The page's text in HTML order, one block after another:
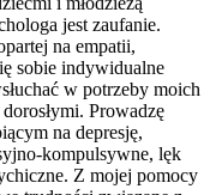
jest zaufanie.
na empatii,
sobie indywidualne
w potrzeby moich
Prowadzę
na depresję,
kompulsywne, lęk
Z mojej pomocy